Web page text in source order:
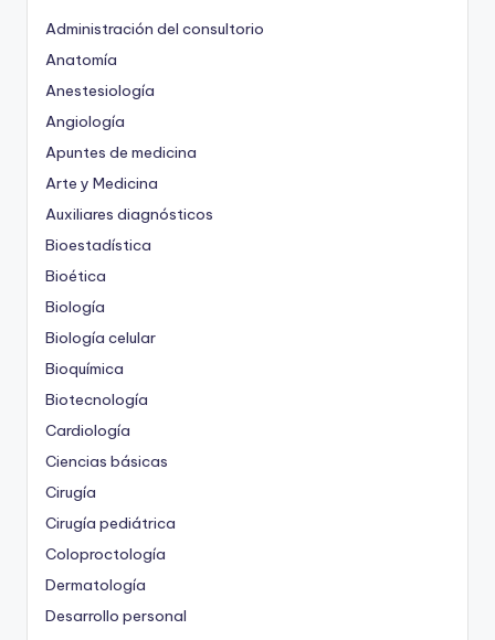
Administración del consultorio
Anatomía
Anestesiología
Angiología
Apuntes de medicina
Arte y Medicina
Auxiliares diagnósticos
Bioestadística
Bioética
Biología
Biología celular
Bioquímica
Biotecnología
Cardiología
Ciencias básicas
Cirugía
Cirugía pediátrica
Coloproctología
Dermatología
Desarrollo personal